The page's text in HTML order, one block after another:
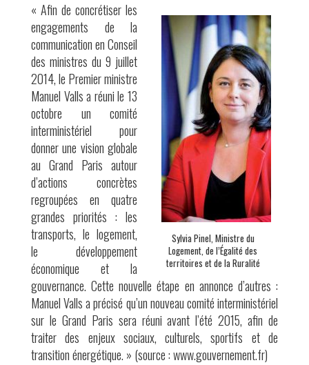
Sylvia Pinel, Ministre du
Logement, de l’Égalité des
territoires et de la Ruralité
« Afin de concrétiser les
engagements de la
communication en Conseil
des ministres du 9 juillet
2014, le Premier ministre
Manuel Valls a réuni le 13
octobre un comité
interministériel pour
donner une vision globale
au Grand Paris autour
d’actions concrètes
regroupées en quatre
grandes priorités : les
transports, le logement,
le développement
économique et la
gouvernance. Cette nouvelle étape en annonce d’autres :
Manuel Valls a précisé qu’un nouveau comité interministériel
sur le Grand Paris sera réuni avant l’été 2015, afin de
traiter des enjeux sociaux, culturels, sportifs et de
transition énergétique. » (source : www.gouvernement.fr)